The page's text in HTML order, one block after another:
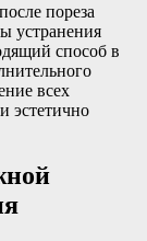
пореза
устранения
способ в
всех
эстетично